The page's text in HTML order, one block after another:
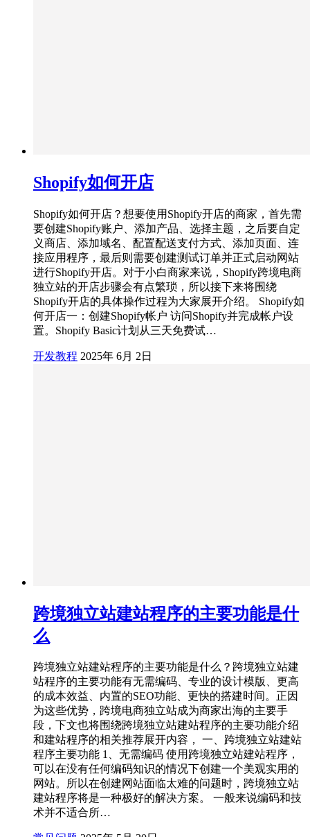
Shopify如何开店
Shopify如何开店？想要使用Shopify开店的商家，首先需
要创建Shopify账户、添加产品、选择主题，之后要自定
义商店、添加域名、配置配送支付方式、添加页面、连
接应用程序，最后则需要创建测试订单并正式启动网站
进行Shopify开店。对于小白商家来说，Shopify跨境电商
独立站的开店步骤会有点繁琐，所以接下来将围绕
Shopify开店的具体操作过程为大家展开介绍。 Shopify如
何开店一：创建Shopify帐户 访问Shopify并完成帐户设
置。Shopify Basic计划从三天免费试…
开发教程 2025年 6月 2日
跨境独立站建站程序的主要功能是什
么
跨境独立站建站程序的主要功能是什么？跨境独立站建
站程序的主要功能有无需编码、专业的设计模版、更高
的成本效益、内置的SEO功能、更快的搭建时间。正因
为这些优势，跨境电商独立站成为商家出海的主要手
段，下文也将围绕跨境独立站建站程序的主要功能介绍
和建站程序的相关推荐展开内容， 一、跨境独立站建站
程序主要功能 1、无需编码 使用跨境独立站建站程序，
可以在没有任何编码知识的情况下创建一个美观实用的
网站。所以在创建网站面临太难的问题时，跨境独立站
建站程序将是一种极好的解决方案。 一般来说编码和技
术并不适合所…